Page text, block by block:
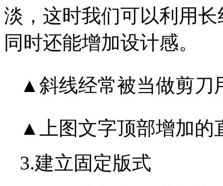
淡，这时我们可以利用
同时还能增加设计感。
▲斜线经常被当做剪刀
▲上图文字顶部增加的
3.建立固定版式